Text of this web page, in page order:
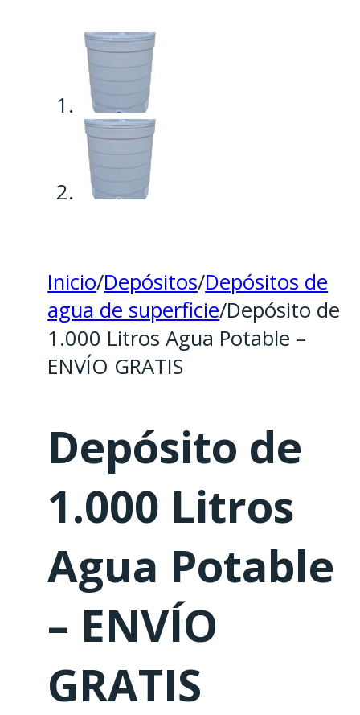
Inicio/Depósitos/Depósitos de
agua de superficie/Depósito de
1.000 Litros Agua Potable –
ENVÍO GRATIS
Depósito de
1.000 Litros
Agua Potable
– ENVÍO
GRATIS